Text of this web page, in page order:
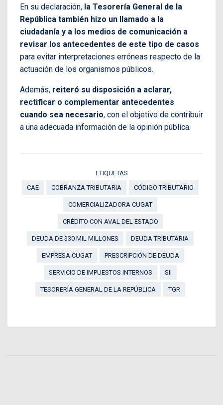
En su declaración, la Tesorería General de la
República también hizo un llamado a la
ciudadanía y a los medios de comunicación a
revisar los antecedentes de este tipo de casos
para evitar interpretaciones erróneas respecto de la
actuación de los organismos públicos.
Además, reiteró su disposición a aclarar,
rectificar o complementar antecedentes
cuando sea necesario, con el objetivo de contribuir
a una adecuada información de la opinión pública.
ETIQUETAS
CAE
COBRANZA TRIBUTARIA CÓDIGO TRIBUTARIO
COMERCIALIZADORA CUGAT
CRÉDITO CON AVAL DEL ESTADO
DEUDA DE $30 MIL MILLONES DEUDA TRIBUTARIA
EMPRESA CUGAT PRESCRIPCIÓN DE DEUDA
SERVICIO DE IMPUESTOS INTERNOS SII
TESORERÍA GENERAL DE LA REPÚBLICA TGR